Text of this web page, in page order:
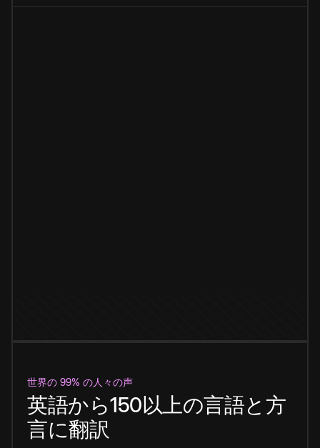
世界の 99% の人々の声
英語から150以上の言語と方
言に翻訳